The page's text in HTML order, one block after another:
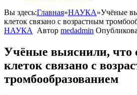
Вы здесь:Главная»НАУКА»Учёные
клеток связано с возрастным
НАУКА
Автор medadmin
Учёные выяснили, что
клеток связано с
тромбообразованием